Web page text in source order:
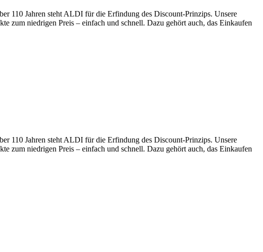
110 Jahren steht ALDI für die Erfindung des Discount-Prinzips. Unsere
zum niedrigen Preis – einfach und schnell. Dazu gehört auch, das Einkaufen
110 Jahren steht ALDI für die Erfindung des Discount-Prinzips. Unsere
zum niedrigen Preis – einfach und schnell. Dazu gehört auch, das Einkaufen